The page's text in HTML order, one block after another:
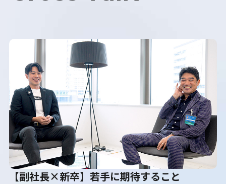
【副社長×新卒】若手に期待すること